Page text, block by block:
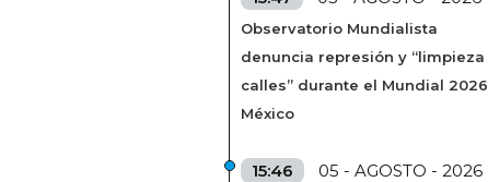
Observatorio Mundialista
denuncia represión y “limpieza
calles” durante el Mundial
México
15:46 05 - AGOSTO - 2026